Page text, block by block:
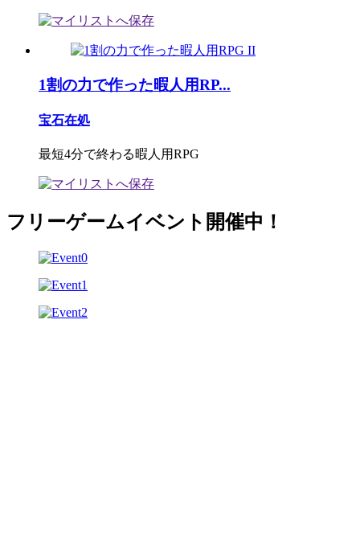
1割の力で作った暇人用RP...
宝石在処
最短4分で終わる暇人用RPG
フリーゲームイベント開催中！